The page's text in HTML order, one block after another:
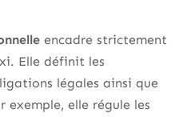
encadre strictement
Elle définit les
légales ainsi que
exemple, elle régule les